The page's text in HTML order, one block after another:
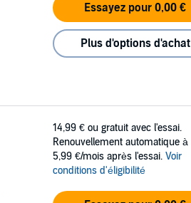
Essayez pour 0,00 €
Plus d'options d'achat
14,99 € ou gratuit avec l'essai.
Renouvellement automatique à
5,99 €/mois après l'essai. Voir
conditions d'éligibilité